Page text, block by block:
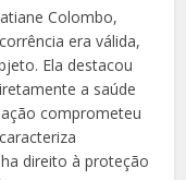
Colombo,
era válida,
Ela destacou
a saúde
comprometeu
direito à proteção